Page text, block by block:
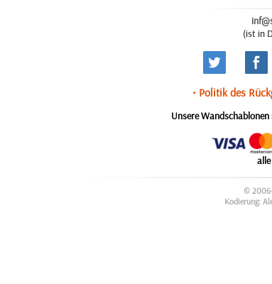
(ist in
• Politik des
Unsere
©
Kodierung: